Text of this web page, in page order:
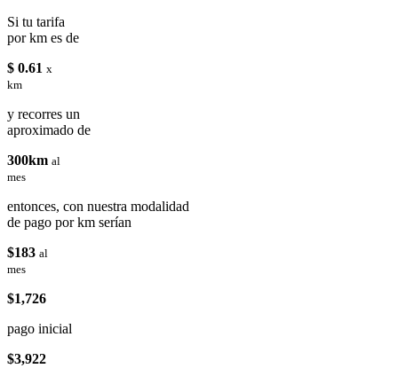
Si tu tarifa
por km es de
$ 0.61 x
km
y recorres un
aproximado de
300km al
mes
entonces, con nuestra modalidad
de pago por km serían
$183 al
mes
$1,726
pago inicial
$3,922